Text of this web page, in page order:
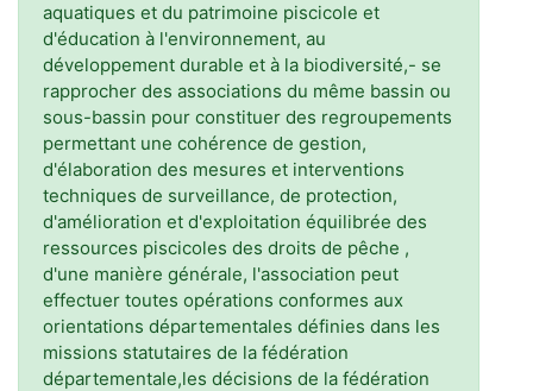
aquatiques et du patrimoine piscicole et
d'éducation à l'environnement, au
développement durable et à la biodiversité,- se
rapprocher des associations du même bassin ou
sous-bassin pour constituer des regroupements
permettant une cohérence de gestion,
d'élaboration des mesures et interventions
techniques de surveillance, de protection,
d'amélioration et d'exploitation équilibrée des
ressources piscicoles des droits de pêche ,
d'une manière générale, l'association peut
effectuer toutes opérations conformes aux
orientations départementales définies dans les
missions statutaires de la fédération
départementale,les décisions de la fédération